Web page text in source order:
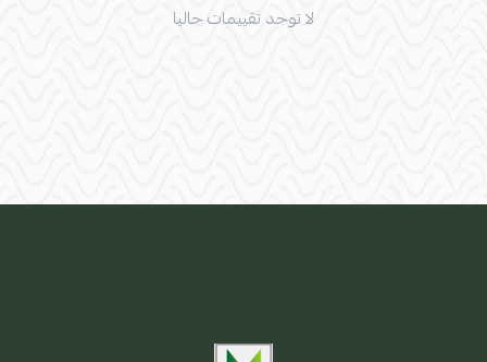
لا توجد تقييمات حاليا